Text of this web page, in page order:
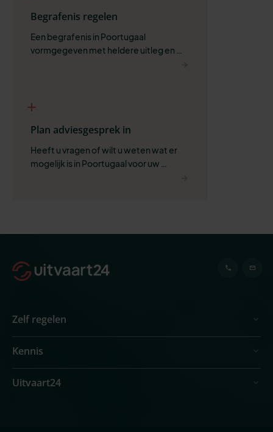
Begrafenis regelen
Een begrafenis in Poortugaal
vormgegeven met heldere uitleg en
Plan adviesgesprek in
Heeft u vragen of wilt u weten wat er
mogelijk is in Poortugaal voor uw
Zelf regelen
Kennis
Uitvaart24